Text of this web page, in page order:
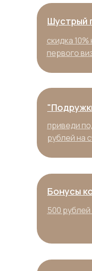
Шустрый
скидка
первого
приведи
рублей на
Бонусы
500